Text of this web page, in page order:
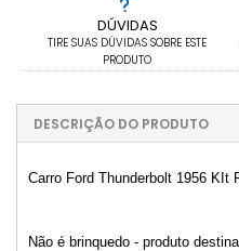
DÚVIDAS
TIRE SUAS DÚVIDAS SOBRE ESTE
PRODUTO
DESCRIÇÃO DO PRODUTO
Carro Ford Thunderbolt 1956 KIt
Não é brinquedo - produto